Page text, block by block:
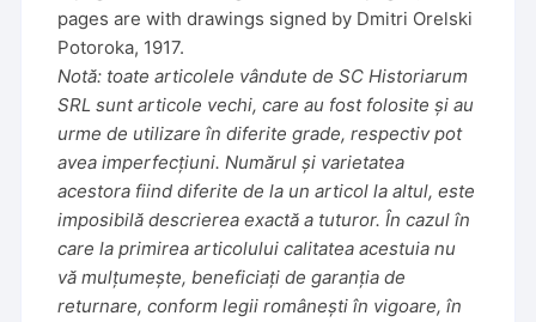
pages are with drawings signed by Dmitri Orelski
Potoroka, 1917.
Notă: toate articolele vândute de SC Historiarum
SRL sunt articole vechi, care au fost folosite și au
urme de utilizare în diferite grade, respectiv pot
avea imperfecțiuni. Numărul și varietatea
acestora fiind diferite de la un articol la altul, este
imposibilă descrierea exactă a tuturor. În cazul în
care la primirea articolului calitatea acestuia nu
vă mulțumește, beneficiați de garanția de
returnare, conform legii românești în vigoare, în